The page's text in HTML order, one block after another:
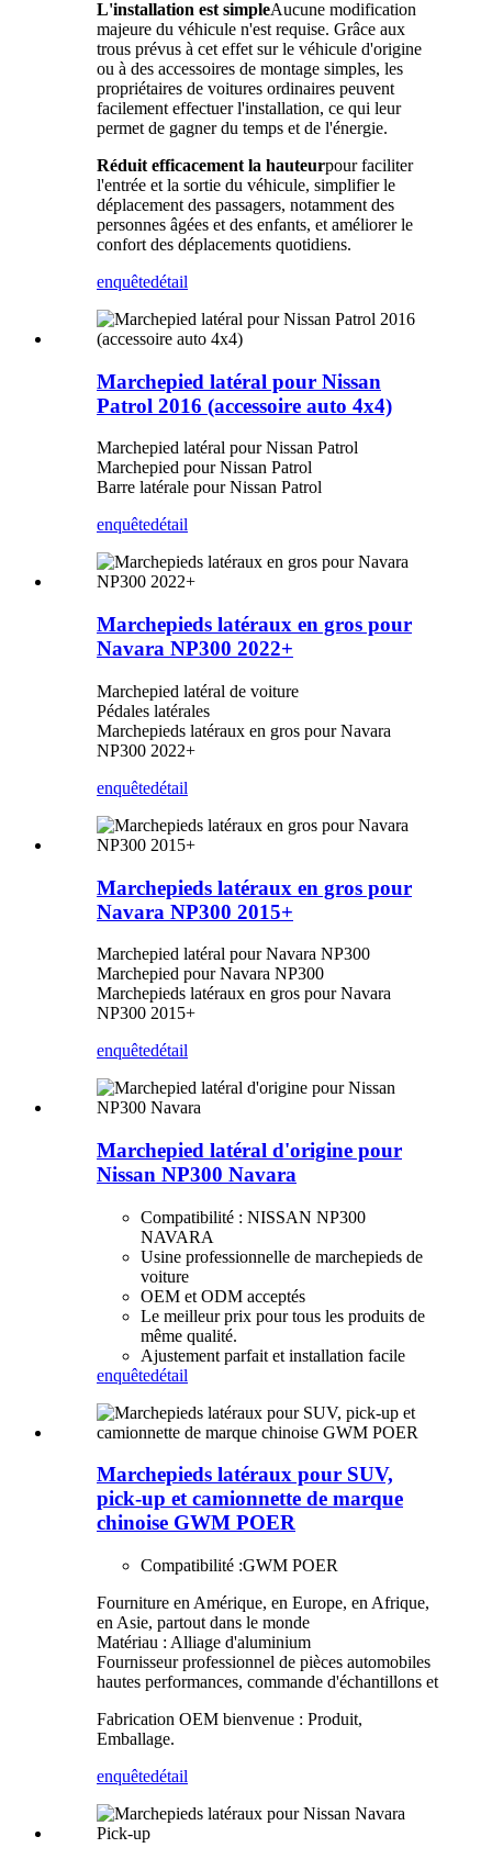
L'installation est simpleAucune modification
majeure du véhicule n'est requise. Grâce aux
trous prévus à cet effet sur le véhicule d'origine
ou à des accessoires de montage simples, les
propriétaires de voitures ordinaires peuvent
facilement effectuer l'installation, ce qui leur
permet de gagner du temps et de l'énergie.
Réduit efficacement la hauteurpour faciliter
l'entrée et la sortie du véhicule, simplifier le
déplacement des passagers, notamment des
personnes âgées et des enfants, et améliorer le
confort des déplacements quotidiens.
enquêtedétail
Marchepied latéral pour Nissan
Patrol 2016 (accessoire auto 4x4)
Marchepied latéral pour Nissan Patrol
Marchepied pour Nissan Patrol
Barre latérale pour Nissan Patrol
enquêtedétail
Marchepieds latéraux en gros pour
Navara NP300 2022+
Marchepied latéral de voiture
Pédales latérales
Marchepieds latéraux en gros pour Navara
NP300 2022+
enquêtedétail
Marchepieds latéraux en gros pour
Navara NP300 2015+
Marchepied latéral pour Navara NP300
Marchepied pour Navara NP300
Marchepieds latéraux en gros pour Navara
NP300 2015+
enquêtedétail
Marchepied latéral d'origine pour
Nissan NP300 Navara
Compatibilité : NISSAN NP300
NAVARA
Usine professionnelle de marchepieds de
voiture
OEM et ODM acceptés
Le meilleur prix pour tous les produits de
même qualité.
Ajustement parfait et installation facile
enquêtedétail
Marchepieds latéraux pour SUV,
pick-up et camionnette de marque
chinoise GWM POER
Compatibilité :GWM POER
Fourniture en Amérique, en Europe, en Afrique,
en Asie, partout dans le monde
Matériau : Alliage d'aluminium
Fournisseur professionnel de pièces automobiles
hautes performances, commande d'échantillons et
Fabrication OEM bienvenue : Produit,
Emballage.
enquêtedétail